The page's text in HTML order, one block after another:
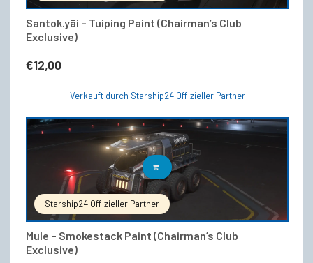
Santok.yāi – Tuiping Paint (Chairman’s Club
Exclusive)
€12,00
Verkauft durch Starship24 Offizieller Partner
Starship24 Offizieller Partner
Mule – Smokestack Paint (Chairman’s Club
Exclusive)
IN DEN WARENKORB